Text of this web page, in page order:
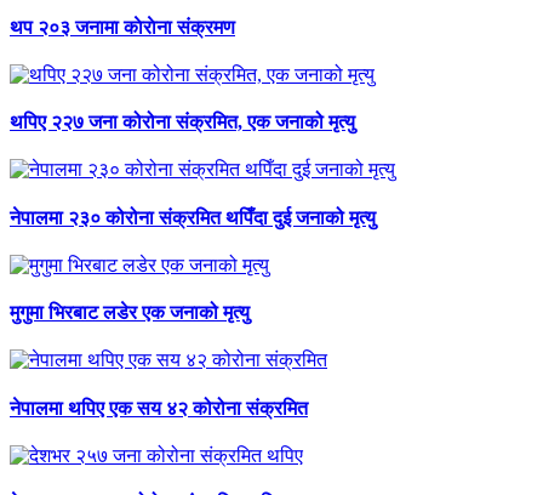
थप २०३ जनामा काेराेना संक्रमण
थपिए २२७ जना कोरोना संक्रमित, एक जनाको मृत्यु
नेपालमा २३० कोरोना संक्रमित थपिँदा दुई जनाको मृत्यु
मुगुमा भिरबाट लडेर एक जनाको मृत्यु
नेपालमा थपिए एक सय ४२ कोरोना संक्रमित